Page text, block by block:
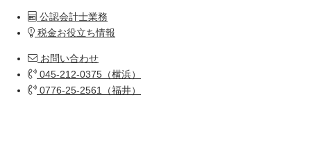
公認会計士業務
税金お役立ち情報
お問い合わせ
045-212-0375（横浜）
0776-25-2561（福井）